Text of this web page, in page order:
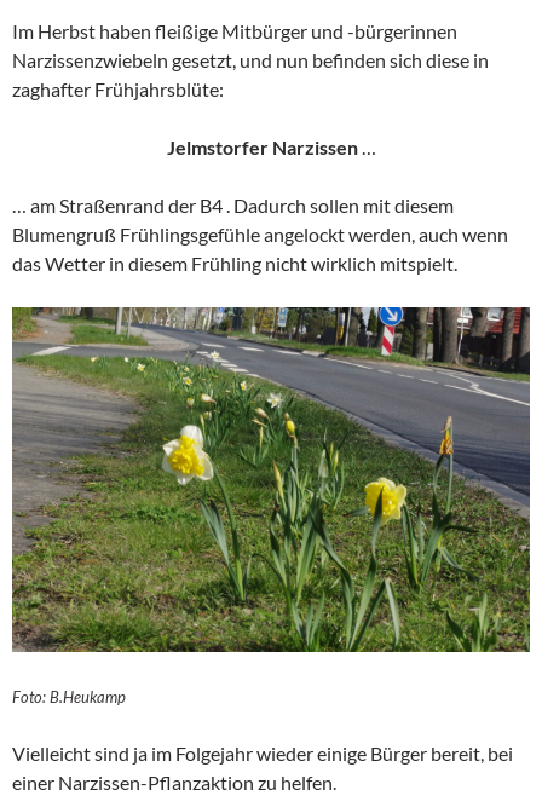
Im Herbst haben fleißige Mitbürger und -bürgerinnen
Narzissenzwiebeln gesetzt, und nun befinden sich diese in
zaghafter Frühjahrsblüte:
Jelmstorfer Narzissen…
… am Straßenrand der B4 . Dadurch sollen mit diesem
Blumengruß Frühlingsgefühle angelockt werden, auch wenn
das Wetter in diesem Frühling nicht wirklich mitspielt.
Foto: B.Heukamp
Vielleicht sind ja im Folgejahr wieder einige Bürger bereit, bei
einer Narzissen-Pflanzaktion zu helfen.